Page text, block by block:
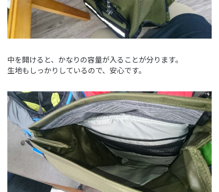
中を開けると、かなりの容量が入ることが分ります。
生地もしっかりしているので、安心です。